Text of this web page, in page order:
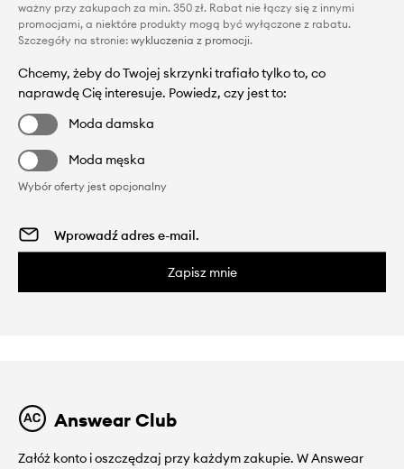
ważny przy zakupach za min. 350 zł. Rabat nie łączy się z innymi
promocjami, a niektóre produkty mogą być wyłączone z rabatu.
Szczegóły na stronie: wykluczenia z promocji.
Chcemy, żeby do Twojej skrzynki trafiało tylko to, co
naprawdę Cię interesuje. Powiedz, czy jest to:
Moda damska
Moda męska
Wybór oferty jest opcjonalny
Zapisz mnie
Answear Club
Załóż konto i oszczędzaj przy każdym zakupie. W Answear